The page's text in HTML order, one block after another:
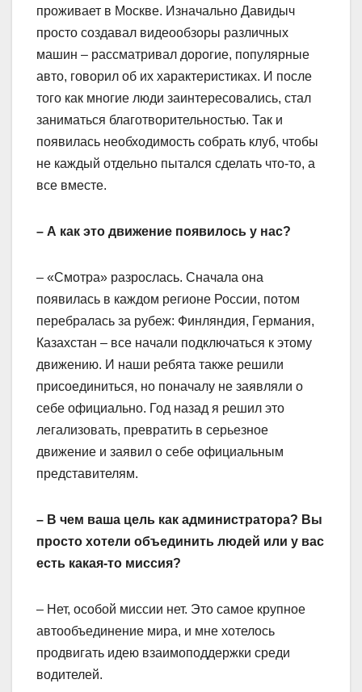
проживает в Москве. Изначально Давидыч
просто создавал видеообзоры различных
машин – рассматривал дорогие, популярные
авто, говорил об их характеристиках. И после
того как многие люди заинтересовались, стал
заниматься благотворительностью. Так и
появилась необходимость собрать клуб, чтобы
не каждый отдельно пытался сделать что-то, а
все вместе.
– А как это движение появилось у нас?
– «Смотра» разрослась. Сначала она
появилась в каждом регионе России, потом
перебралась за рубеж: Финляндия, Германия,
Казахстан – все начали подключаться к этому
движению. И наши ребята также решили
присоединиться, но поначалу не заявляли о
себе официально. Год назад я решил это
легализовать, превратить в серьезное
движение и заявил о себе официальным
представителям.
– В чем ваша цель как администратора? Вы
просто хотели объединить людей или у вас
есть какая-то миссия?
– Нет, особой миссии нет. Это самое крупное
автообъединение мира, и мне хотелось
продвигать идею взаимоподдержки среди
водителей.